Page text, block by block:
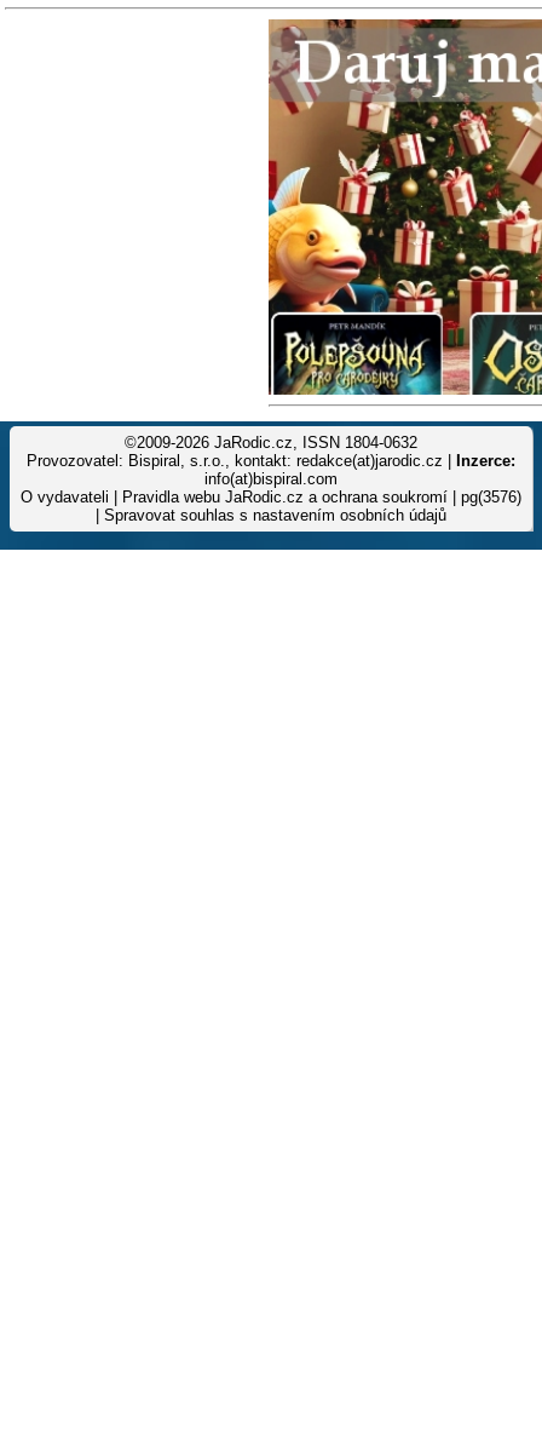
©2009-2026 JaRodic.cz, ISSN 1804-0632
Provozovatel: Bispiral, s.r.o., kontakt: redakce(at)jarodic.cz |
Inzerce:
info(at)bispiral.com
O vydavateli
Pravidla webu JaRodic.cz a ochrana soukromí | pg(3576)
Spravovat souhlas s nastavením osobních údajů